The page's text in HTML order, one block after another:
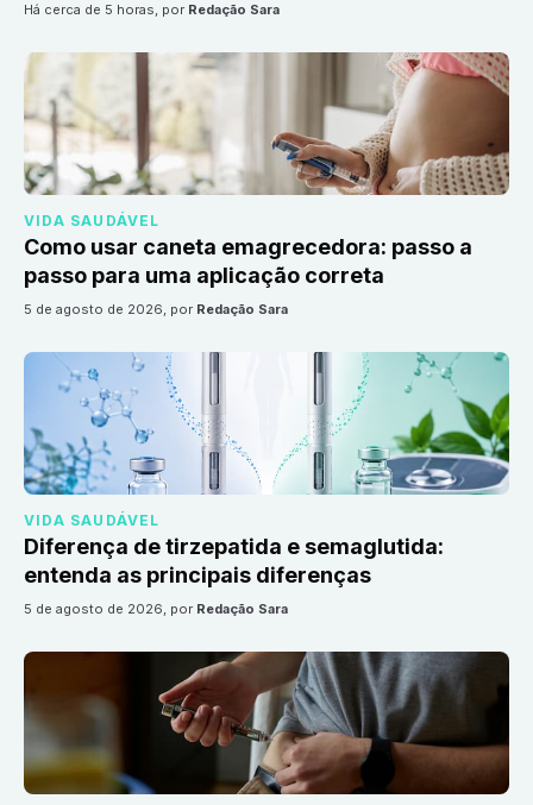
há cerca de 5 horas, por Redação Sara
VIDA SAUDÁVEL
Como usar caneta emagrecedora: passo a
passo para uma aplicação correta
5 de agosto de 2026, por Redação Sara
VIDA SAUDÁVEL
Diferença de tirzepatida e semaglutida:
entenda as principais diferenças
5 de agosto de 2026, por Redação Sara